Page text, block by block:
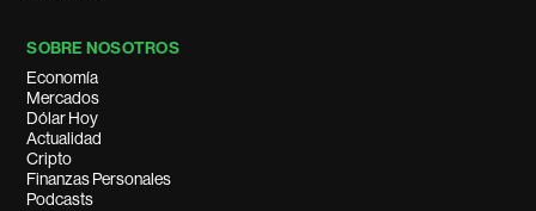
SOBRE NOSOTROS
Economía
Mercados
Dólar Hoy
Actualidad
Cripto
Finanzas Personales
Podcasts